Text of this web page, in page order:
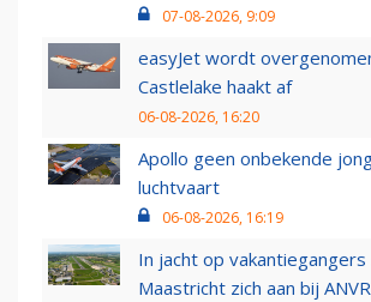
07-08-2026, 9:09
easyJet wordt
Castlelake haakt af
06-08-2026, 16:20
Apollo geen onbekende
luchtvaart
06-08-2026, 16:19
In jacht op
Maastricht zich aan bij ANVR